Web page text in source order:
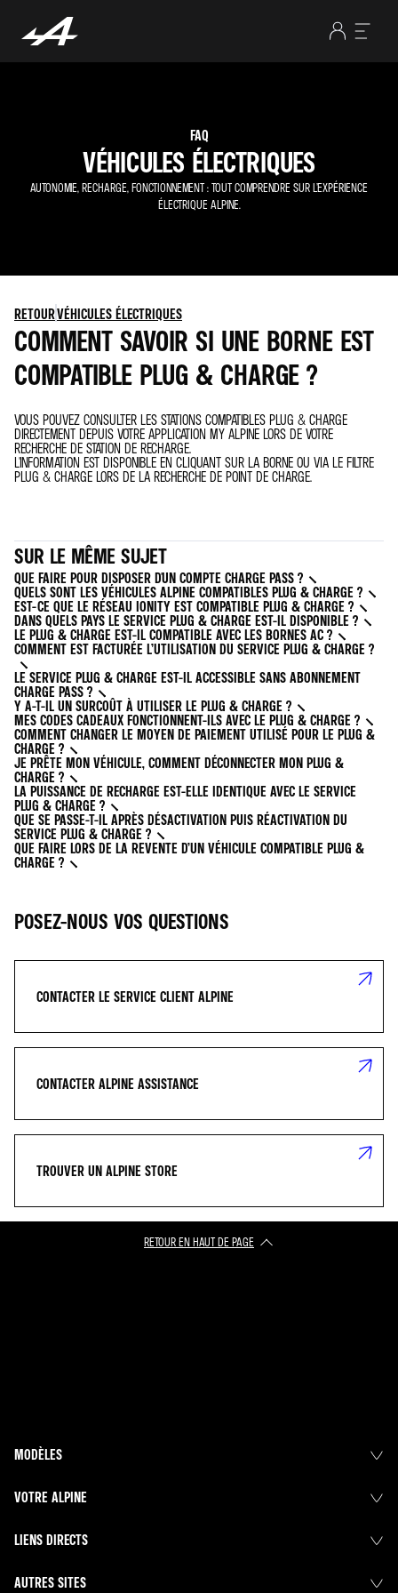
FAQ
VÉHICULES ÉLECTRIQUES
AUTONOMIE, RECHARGE, FONCTIONNEMENT : TOUT COMPRENDRE SUR L’EXPÉRIENCE
ÉLECTRIQUE ALPINE.
RETOURVÉHICULES ÉLECTRIQUES
COMMENT SAVOIR SI UNE BORNE EST
COMPATIBLE PLUG & CHARGE ?
VOUS POUVEZ CONSULTER LES STATIONS COMPATIBLES PLUG & CHARGE
DIRECTEMENT DEPUIS VOTRE APPLICATION MY ALPINE LORS DE VOTRE
RECHERCHE DE STATION DE RECHARGE.
L'INFORMATION EST DISPONIBLE EN CLIQUANT SUR LA BORNE OU VIA LE FILTRE
PLUG & CHARGE LORS DE LA RECHERCHE DE POINT DE CHARGE.
SUR LE MÊME SUJET
QUE FAIRE POUR DISPOSER D'UN COMPTE CHARGE PASS ?
QUELS SONT LES VÉHICULES ALPINE COMPATIBLES PLUG & CHARGE ?
EST-CE QUE LE RÉSEAU IONITY EST COMPATIBLE PLUG & CHARGE ?
DANS QUELS PAYS LE SERVICE PLUG & CHARGE EST-IL DISPONIBLE ?
LE PLUG & CHARGE EST-IL COMPATIBLE AVEC LES BORNES AC ?
COMMENT EST FACTURÉE L’UTILISATION DU SERVICE PLUG & CHARGE ?
LE SERVICE PLUG & CHARGE EST-IL ACCESSIBLE SANS ABONNEMENT
CHARGE PASS ?
Y A-T-IL UN SURCOÛT À UTILISER LE PLUG & CHARGE ?
MES CODES CADEAUX FONCTIONNENT-ILS AVEC LE PLUG & CHARGE ?
COMMENT CHANGER LE MOYEN DE PAIEMENT UTILISÉ POUR LE PLUG &
CHARGE ?
JE PRÊTE MON VÉHICULE, COMMENT DÉCONNECTER MON PLUG &
CHARGE ?
LA PUISSANCE DE RECHARGE EST-ELLE IDENTIQUE AVEC LE SERVICE
PLUG & CHARGE ?
QUE SE PASSE-T-IL APRÈS DÉSACTIVATION PUIS RÉACTIVATION DU
SERVICE PLUG & CHARGE ?
QUE FAIRE LORS DE LA REVENTE D’UN VÉHICULE COMPATIBLE PLUG &
CHARGE ?
POSEZ-NOUS VOS QUESTIONS
CONTACTER LE SERVICE CLIENT ALPINE
CONTACTER ALPINE ASSISTANCE
TROUVER UN ALPINE STORE
RETOUR EN HAUT DE PAGE
MODÈLES
VOTRE ALPINE
LIENS DIRECTS
AUTRES SITES